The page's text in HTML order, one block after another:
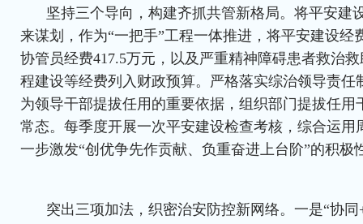
坚持三个导向，构建齐抓共管新格局。将平安建
来谋划，作为“一把手”工程一体推进，将平安建设经
协管员经费417.5万元，以及严重精神障碍患者救治
程建设等经费列入财政预算。严格落实综治领导责任
为领导干部提拔任用的重要依据，组织部门提拔任用
常态。每季度开展一次平安建设检查考核，综合运用
一步激发“创优争先作贡献、负重奋进上台阶”的积极
突出三项加法，织密治安防控新网络。一是“协